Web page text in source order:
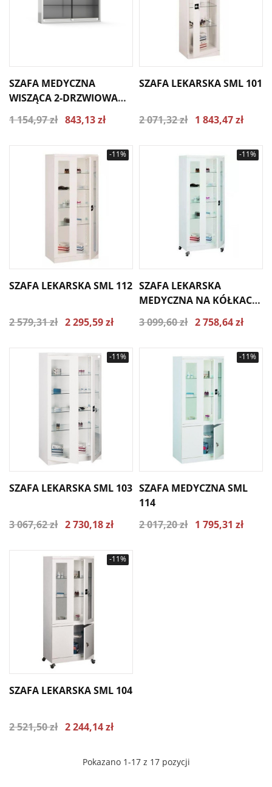
SZAFA MEDYCZNA
WISZĄCA 2-DRZWIOWA
MP-W/2, PRZESZKLONE
DRZWI PRZESUWNE
1 154,97 zł 843,13 zł
SZAFA LEKARSKA SML 101
2 071,32 zł 1 843,47 zł
-11%
SZAFA LEKARSKA SML 112
2 579,31 zł 2 295,59 zł
-11%
SZAFA LEKARSKA
MEDYCZNA NA KÓŁKACH
3 099,60 zł 2 758,64 zł
-11%
SZAFA LEKARSKA SML 103
3 067,62 zł 2 730,18 zł
-11%
SZAFA MEDYCZNA SML
114
2 017,20 zł 1 795,31 zł
-11%
SZAFA LEKARSKA SML 104
2 521,50 zł 2 244,14 zł
Pokazano 1-17 z 17 pozycji